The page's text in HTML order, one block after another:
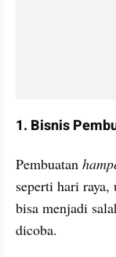
1. Bisnis
Pembuatan
seperti hari raya,
bisa menjadi
dicoba.